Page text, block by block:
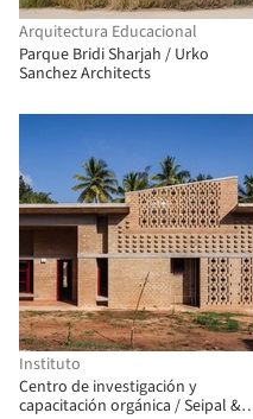
Arquitectura Educacional
Parque Bridi Sharjah / Urko
Sanchez Architects
Instituto
Centro de investigación y
capacitación orgánica / Seipal &